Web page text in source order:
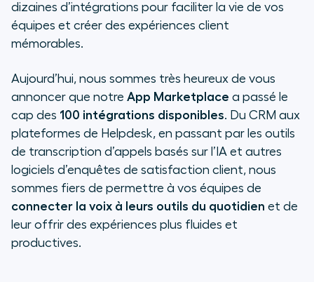
Le futur de l’App Marketplace
dizaines d’intégrations pour faciliter la vie de vos
équipes et créer des expériences client
mémorables.
Aujourd’hui, nous sommes très heureux de vous
annoncer que notre App Marketplace a passé le
cap des 100 intégrations disponibles. Du CRM aux
plateformes de Helpdesk, en passant par les outils
de transcription d’appels basés sur l’IA et autres
logiciels d’enquêtes de satisfaction client, nous
sommes fiers de permettre à vos équipes de
connecter la voix à leurs outils du quotidien et de
leur offrir des expériences plus fluides et
productives.